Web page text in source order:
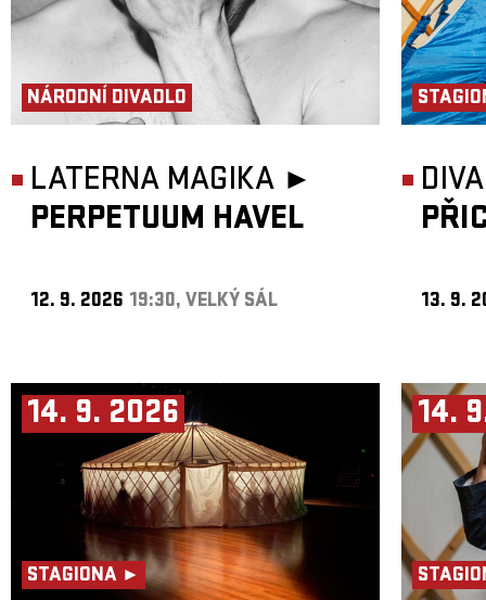
NÁRODNÍ DIVADLO
LATERNA MAGIKA ►
PERPETUUM HAVEL
12. 9. 2026 19:30, VELKÝ SÁL 13. 9.
14. 9. 2026
STAGIONA ►
14.